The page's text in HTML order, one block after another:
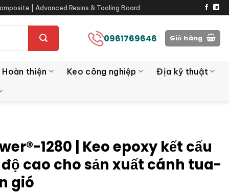
| Advanced Resins & Tooling Board
0961769646 Giỏ hàng
thiện Keo công nghiệp Địa kỹ thuật
1280 | Keo epoxy kết cấu
cao cho sản xuất cánh tua-
gió